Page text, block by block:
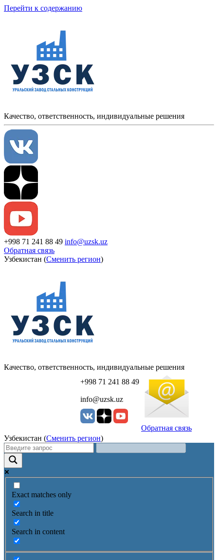
Перейти к содержанию
Качество, ответственность, индивидуальные решения
+998 71 241 88 49 info@uzsk.uz
Обратная связь
Узбекистан (Сменить регион)
Качество, ответственность, индивидуальные решения
+998 71 241 88 49
info@uzsk.uz
Обратная связь
Узбекистан (Сменить регион)
Exact matches only
Search in title
Search in content